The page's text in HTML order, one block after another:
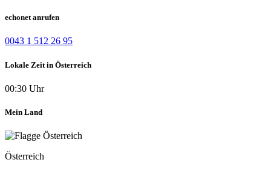
echonet anrufen
0043 1 512 26 95
Lokale Zeit in Österreich
00:30 Uhr
Mein Land
Österreich